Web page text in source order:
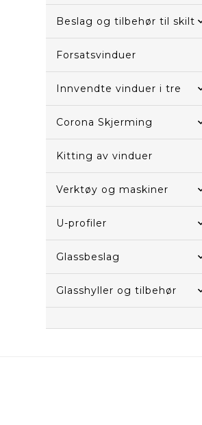
Beslag og tilbehør til skilt
Forsatsvinduer
Innvendte vinduer i tre
Corona Skjerming
Kitting av vinduer
Verktøy og maskiner
U-profiler
Glassbeslag
Glasshyller og tilbehør